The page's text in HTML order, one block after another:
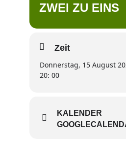
ZWEI ZU EINS
Zeit
Donnerstag, 15 August
20: 00
KALENDER